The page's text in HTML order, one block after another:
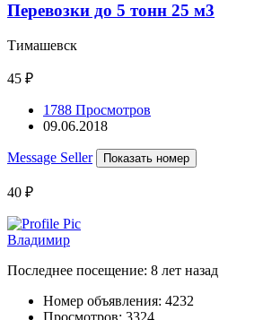
Перевозки до 5 тонн 25 м3
Тимашевск
45 ₽
1788 Просмотров
09.06.2018
Message Seller Показать номер
40 ₽
Владимир
Последнее посещение: 8 лет назад
Номер объявления: 4232
Просмотров: 3324